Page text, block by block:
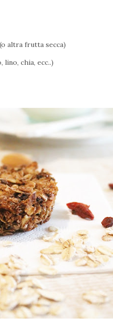
altra frutta secca)
lino, chia, ecc..)